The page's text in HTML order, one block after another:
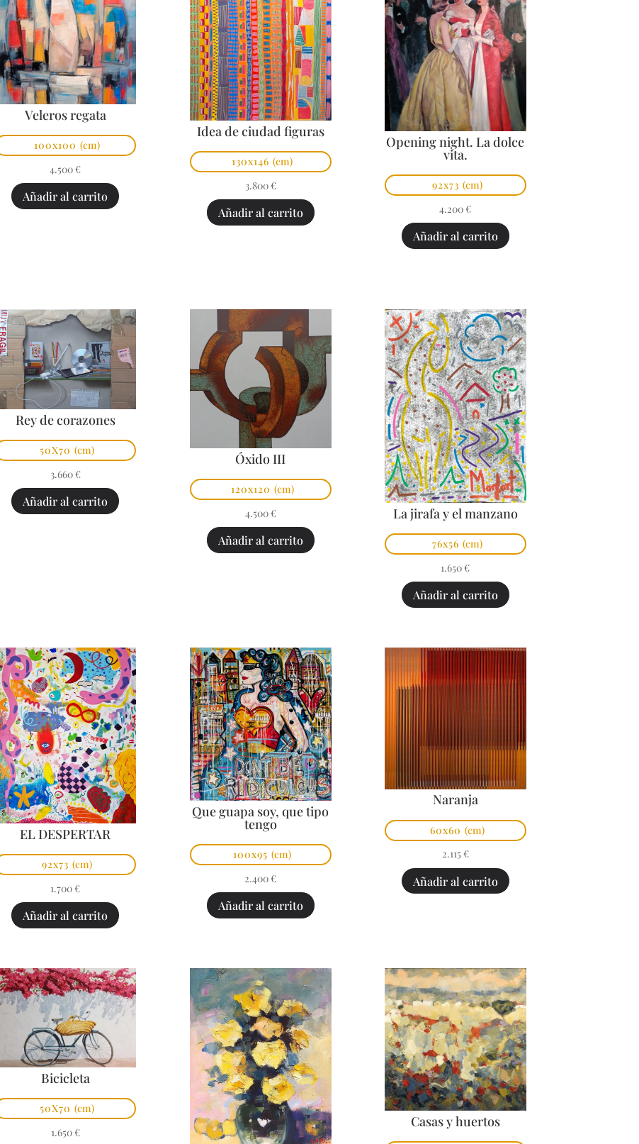
Veleros regata
100x100 (cm)
4.500 €
Añadir al carrito
Idea de ciudad figuras
130x146 (cm)
3.800 €
Añadir al carrito
Opening night. La dolce
vita.
92x73 (cm)
4.200 €
Añadir al carrito
Rey de corazones
50X70 (cm)
3.660 €
Añadir al carrito
Óxido III
120x120 (cm)
4.500 €
Añadir al carrito
La jirafa y el manzano
76x56 (cm)
1.650 €
Añadir al carrito
EL DESPERTAR
92x73 (cm)
1.700 €
Añadir al carrito
Que guapa soy, que tipo
tengo
100x95 (cm)
2.400 €
Añadir al carrito
Naranja
60x60 (cm)
2.115 €
Añadir al carrito
Bicicleta
50X70 (cm)
1.650 €
Casas y huertos